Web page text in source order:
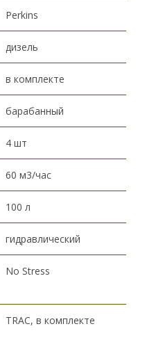
Perkins
дизель
в комплекте
барабанный
4 шт
60 м3/час
100 л
гидравлический
No Stress
TRAC, в комплекте